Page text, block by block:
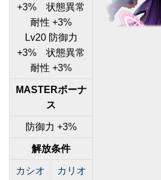
+3% 状態異常
耐性 +3%
Lv20 防御力
+3% 状態異常
耐性 +3%
MASTERボーナ
ス
防御力 +3%
解放条件
カシオ
カリオ